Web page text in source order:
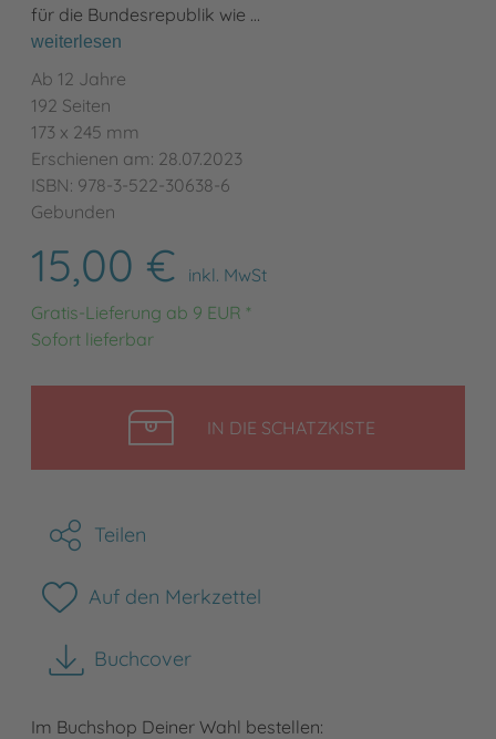
für die Bundesrepublik wie …
weiterlesen
Ab 12 Jahre
192 Seiten
173 x 245 mm
Erschienen am: 28.07.2023
ISBN: 978-3-522-30638-6
Gebunden
15,00 €
inkl. MwSt
Gratis-Lieferung ab 9 EUR *
Sofort lieferbar
IN DIE SCHATZKISTELEGEN
Teilen
Auf den Merkzettel
Buchcover
herunterladen
Im Buchshop Deiner Wahl bestellen: